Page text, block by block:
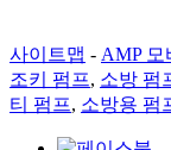
사이트맵 - AMP 모
조키 펌프, 소방 펌
티 펌프, 소방용 펌